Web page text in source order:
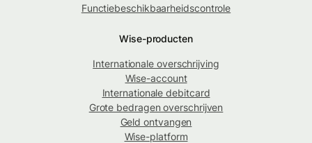
Functiebeschikbaarheidscontrole
Wise-producten
Internationale overschrijving
Wise-account
Internationale debitcard
Grote bedragen overschrijven
Geld ontvangen
Wise-platform